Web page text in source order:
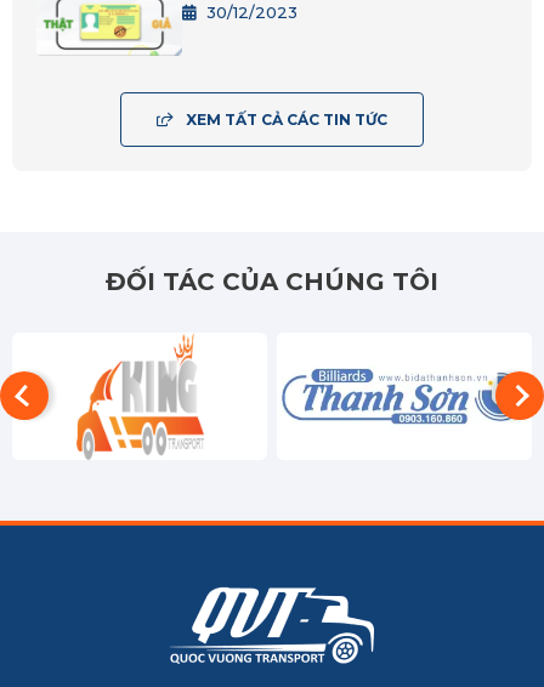
30/12/2023
XEM TẤT CẢ CÁC TIN TỨC
ĐỐI TÁC CỦA CHÚNG TÔI